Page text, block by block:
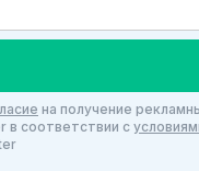
на получение
в соответствии c